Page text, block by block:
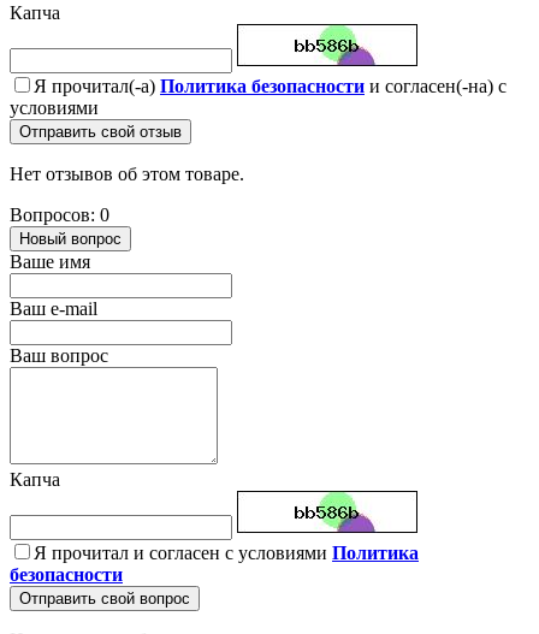
Капча
Я прочитал(-а) Политика безопасности и согласен(-на) с
условиями
Отправить свой отзыв
Нет отзывов об этом товаре.
Вопросов: 0
Новый вопрос
Ваше имя
Ваш e-mail
Ваш вопрос
Капча
Я прочитал и согласен с условиями Политика
безопасности
Отправить свой вопрос